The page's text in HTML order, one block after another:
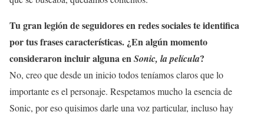
Tu gran legión de seguidores en redes sociales te identifica
por tus frases características. ¿En algún momento
consideraron incluir alguna enSonic, la película?
No, creo que desde un inicio todos teníamos claros que lo
importante es el personaje. Respetamos mucho la esencia de
Sonic, por eso quisimos darle una voz particular, incluso hay